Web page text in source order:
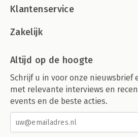
Klantenservice
Zakelijk
Altijd op de hoogte
Schrijf u in voor onze nieuwsbrief
met relevante interviews en
events en de beste acties.